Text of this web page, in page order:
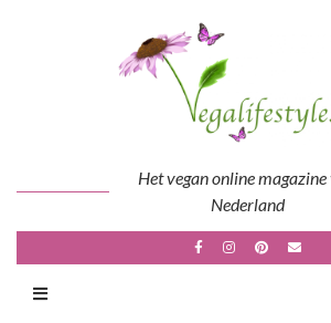
Het vegan online magazine
Nederland